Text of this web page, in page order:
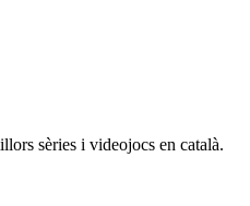
sèries i videojocs en català.